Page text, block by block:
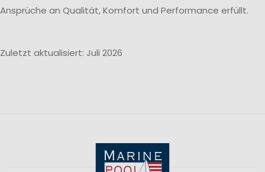
Ansprüche an Qualität, Komfort und Performance erfüllt.
Zuletzt aktualisiert: Juli 2026